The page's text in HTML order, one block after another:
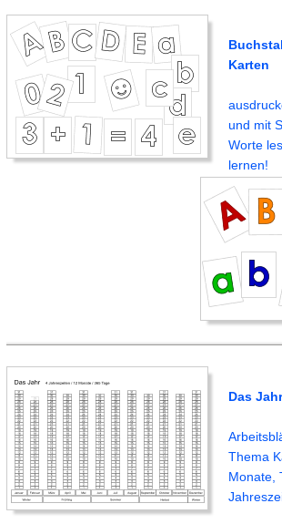
Karten
und mit
Worte
lernen!
Das
Thema
Monate,